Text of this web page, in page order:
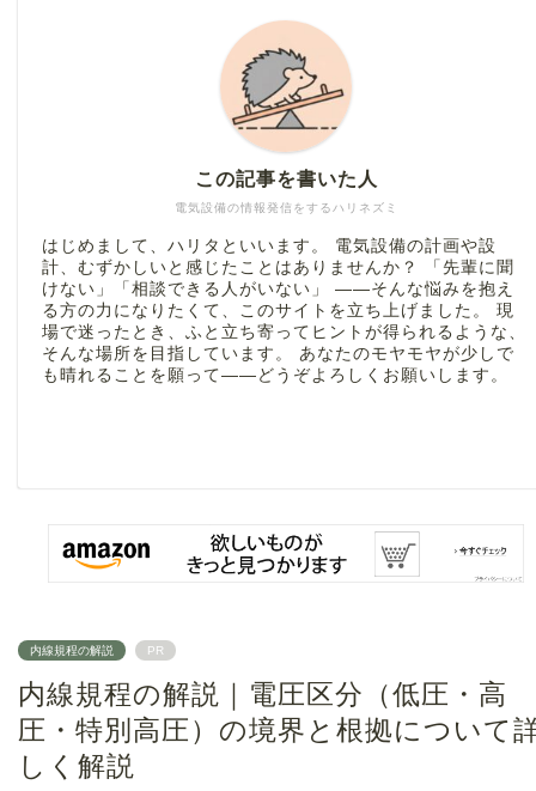
電気設備の情報発信をするハリネズミ
この記事を書いた人
はじめまして、ハリタといいます。 電気設備の計画や設
計、むずかしいと感じたことはありませんか？ 「先輩に聞
けない」「相談できる人がいない」 ――そんな悩みを抱え
る方の力になりたくて、このサイトを立ち上げました。 現
場で迷ったとき、ふと立ち寄ってヒントが得られるような、
そんな場所を目指しています。 あなたのモヤモヤが少しで
も晴れることを願って――どうぞよろしくお願いします。
内線規程の解説 PR
内線規程の解説｜電圧区分（低圧・高
圧・特別高圧）の境界と根拠について
しく解説